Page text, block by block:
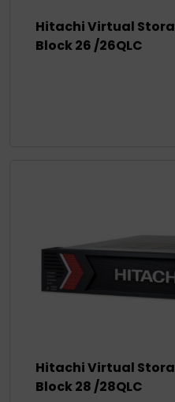
Hitachi Virtual
Block 26 /26QLC
Hitachi Virtual
Block 28 /28QLC